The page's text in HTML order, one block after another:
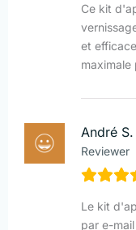
Ce kit
et
maximale
André S.
Reviewer
Le kit
par e-